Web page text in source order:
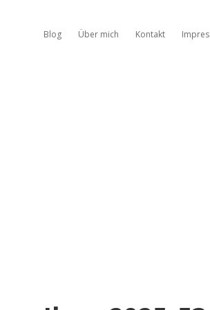
Blog Über mich Kontakt